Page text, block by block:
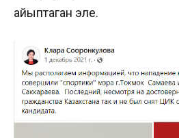
айыптаган эле.